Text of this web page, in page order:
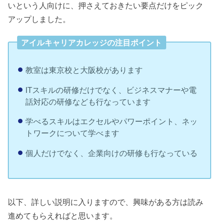
いという人向けに、押さえておきたい要点だけをピック
アップしました。
アイルキャリアカレッジの注目ポイント
教室は東京校と大阪校があります
ITスキルの研修だけでなく、ビジネスマナーや電
話対応の研修なども行なっています
学べるスキルはエクセルやパワーポイント、ネッ
トワークについて学べます
個人だけでなく、企業向けの研修も行なっている
以下、詳しい説明に入りますので、興味がある方は読み
進めてもらえればと思います。